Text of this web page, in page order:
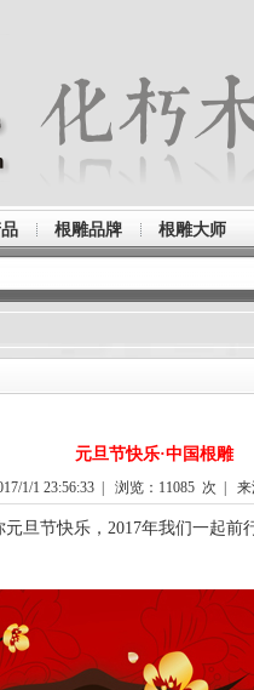
根雕品牌 根雕大师
元旦节快乐·中国根雕
1/1 23:56:33 | 浏览： 11085次 | 来
元旦节快乐，2017年我们一起前